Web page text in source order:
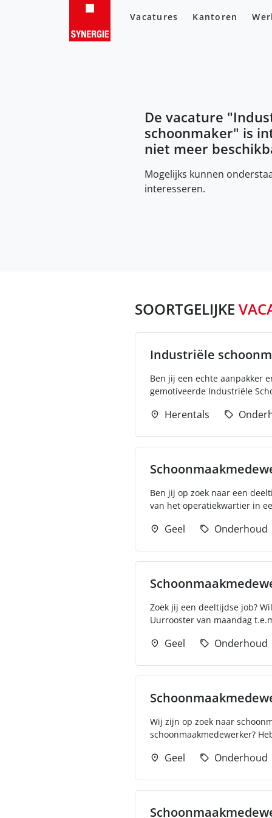
Vacatures Kantoren
De vacature "
schoonmaker" is
niet meer
Mogelijks kunnen
interesseren.
SOORTGELIJKE
Industriële
Ben jij een echte aanpakker
gemotiveerde Industriële
Herentals
Ben jij op zoek naar een
van het operatiekwartier in
Geel Onderhoud
Zoek jij een deeltijdse job?
Uurrooster van maandag
Geel Onderhoud
Wij zijn op zoek naar
schoonmaakmedewerker?
Geel Onderhoud